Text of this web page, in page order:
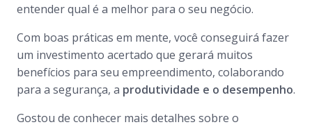
entender qual é a melhor para o seu negócio.
Com boas práticas em mente, você conseguirá fazer
um investimento acertado que gerará muitos
benefícios para seu empreendimento, colaborando
para a segurança, a produtividade e o desempenho.
Gostou de conhecer mais detalhes sobre o